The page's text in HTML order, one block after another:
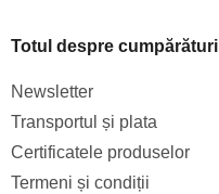
Totul despre cumpărături
Newsletter
Transportul și plata
Certificatele produselor
Termeni și condiții